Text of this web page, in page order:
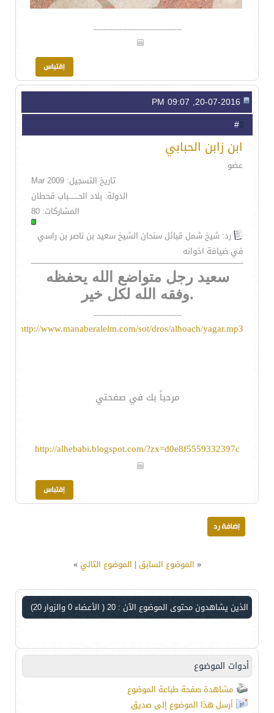
__________________
2
ابن زابن الحبابي
عضو
تاريخ التسجيل: Mar 2009
الدولة: بلاد الحــــــــباب قحطان
المشاركات: 80
رد: شيخ شمل قبائل سنحان الشيخ سعيد بن ناصر بن راسي
في ضيافة اخوانه
سعيد رجل متواضع الله يحفظه
.وفقه الله لكل خير
__________________
http://www.manaberalelm.com/sot/dros/alhoach/yagar.mp3
مرحباً بك في صفحتي
http://alhebabi.blogspot.com/?zx=d0e8f5559332397c
« الموضوع السابق| الموضوع التالي»
الذين يشاهدون محتوى الموضوع الآن : 20 ( الأعضاء 0 والزوار 20)
أدوات الموضوع
مشاهدة صفحة طباعة الموضوع
أرسل هذا الموضوع إلى صديق